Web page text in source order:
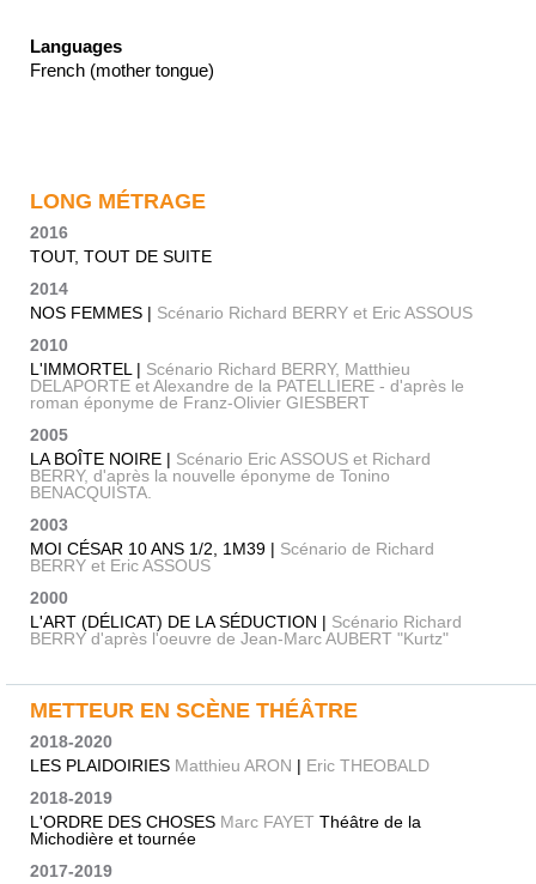
Languages
French (mother tongue)
LONG MÉTRAGE
2016
TOUT, TOUT DE SUITE
2014
NOS FEMMES | Scénario Richard BERRY et Eric ASSOUS
2010
L'IMMORTEL | Scénario Richard BERRY, Matthieu
DELAPORTE et Alexandre de la PATELLIERE - d'après le
roman éponyme de Franz-Olivier GIESBERT
2005
LA BOÎTE NOIRE | Scénario Eric ASSOUS et Richard
BERRY, d'après la nouvelle éponyme de Tonino
BENACQUISTA.
2003
MOI CÉSAR 10 ANS 1/2, 1M39 | Scénario de Richard
BERRY et Eric ASSOUS
2000
L'ART (DÉLICAT) DE LA SÉDUCTION | Scénario Richard
BERRY d'après l'oeuvre de Jean-Marc AUBERT "Kurtz"
METTEUR EN SCÈNE THÉÂTRE
2018-2020
LES PLAIDOIRIES Matthieu ARON | Eric THEOBALD
2018-2019
L'ORDRE DES CHOSES Marc FAYET Théâtre de la
Michodière et tournée
2017-2019